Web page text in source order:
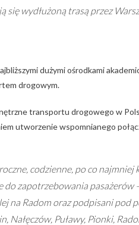
się wydłużoną trasą przez
dużymi ośrodkami
drogowym.
transportu drogowego w
utworzenie wspomnianego
codzienne, po co
do zapotrzebowania pasażerów
na Radom oraz podpisani pod
Puławy, Pionki,